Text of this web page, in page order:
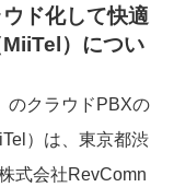
ド化して快適
）につい
のクラウドPBXの
）は、東京都渋
式会社RevComn